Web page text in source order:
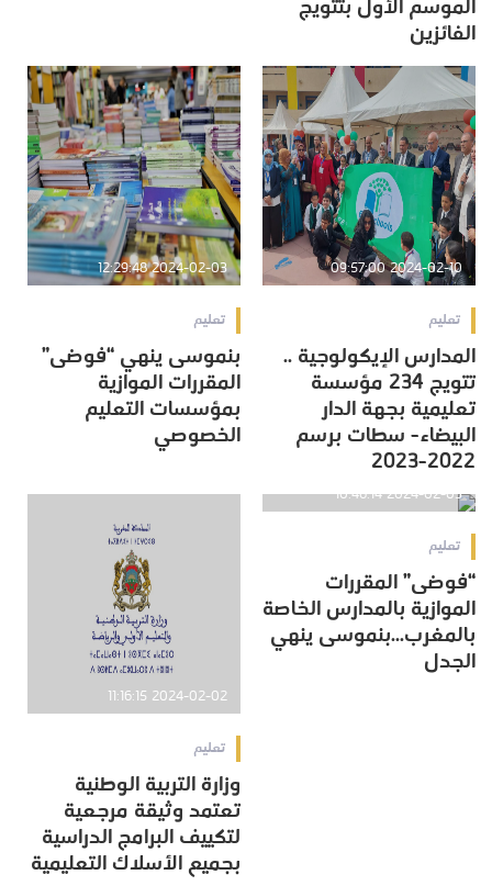
الموسم الأول بتتويج
الفائزين
2024-02-10 09:57:00
تعليم
المدارس الإيكولوجية ..
تتويج 234 مؤسسة
تعليمية بجهة الدار
البيضاء- سطات برسم
2022-2023
2024-02-03 12:29:48
تعليم
بنموسى ينهي “فوضى”
المقررات الموازية
بمؤسسات التعليم
الخصوصي
2024-02-03 10:46:14
تعليم
“فوضى” المقررات
الموازية بالمدارس الخاصة
بالمغرب...بنموسى ينهي
الجدل
2024-02-02 11:16:15
تعليم
وزارة التربية الوطنية
تعتمد وثيقة مرجعية
لتكييف البرامج الدراسية
بجميع الأسلاك التعليمية